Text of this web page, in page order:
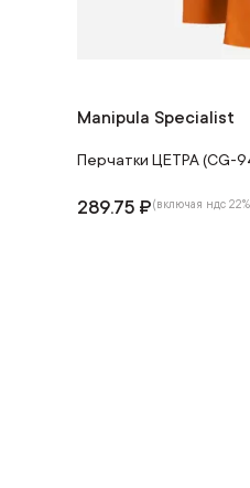
Manipula Specialist
Перчатки ЦЕТРА (CG-
289.75 ₽(включая ндс